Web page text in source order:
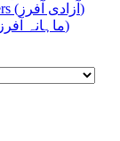
Azadi Offers (آزادی آفرز)
Monthly Offers (ماہانہ آفرز)